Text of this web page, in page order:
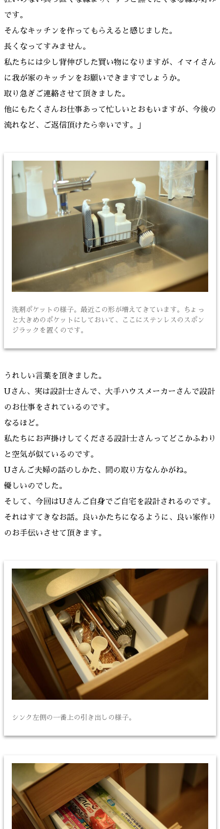
です。
そんなキッチンを作ってもらえると感じました。
長くなってすみません。
私たちには少し背伸びした買い物になりますが、イマイさん
に我が家のキッチンをお願いできますでしょうか。
取り急ぎご連絡させて頂きました。
他にもたくさんお仕事あって忙しいとおもいますが、今後の
流れなど、ご返信頂けたら幸いです。」
洗剤ポケットの様子。最近この形が増えてきています。ちょっ
と大きめのポケットにしておいて、ここにステンレスのスポン
ジラックを置くのです。
うれしい言葉を頂きました。
Uさん、実は設計士さんで、大手ハウスメーカーさんで設計
のお仕事をされているのです。
なるほど。
私たちにお声掛けしてくださる設計士さんってどこかふわり
と空気が似ているのです。
Uさんご夫婦の話のしかた、間の取り方なんかがね。
優しいのでした。
そして、今回はUさんご自身でご自宅を設計されるのです。
それはすてきなお話。良いかたちになるように、良い家作り
のお手伝いさせて頂きます。
シンク左側の一番上の引き出しの様子。